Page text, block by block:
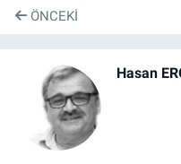
ÖNCEKI
Hasan